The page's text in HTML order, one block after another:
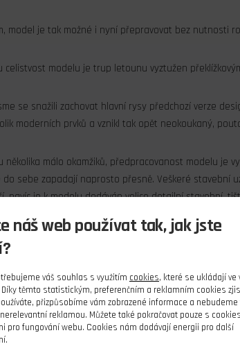
model je tak možné i nyní přepravovat bez nutnosti
modelu je trup letounu vyztužen
se snažili zachovat hlavní rysy předchozí verze
moderních prvků a vznikl tak opět neokoukaný,
několika málo okamžiků, předpracovanost modelu je
sebe zapadají naprosto přesně. Veškeré stavební
navíc je k modelu dodáván velice detailní stavební,
pro jakékoliv otázky či improvizaci.
volit střídavý motor s tahem okolo 1kg,
převody. Baterie je doporučována 1500 –
výběr a letová hmotnost určuje i kvalitu
1050 mm
náš web používat tak, jak jste
váš souhlas s využitím cookies, které se ukládají ve
Díky těmto statistickým, preferenčním a reklamním cookies
přizpůsobíme vám zobrazené informace a nebudeme
reklamou. Můžete také pokračovat pouze s cookies
pro fungování webu. Cookies nám dodávají energii pro další